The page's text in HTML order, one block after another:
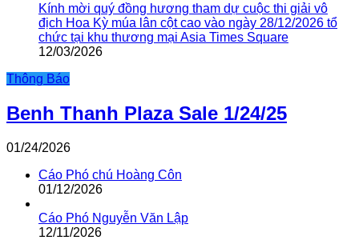
Kính mời quý đồng hương tham dự cuộc thi giải vô
địch Hoa Kỳ múa lân cột cao vào ngày 28/12/2026 tổ
chức tại khu thương mại Asia Times Square
12/03/2026
Thông Báo
Benh Thanh Plaza Sale 1/24/25
01/24/2026
Cáo Phó chú Hoàng Côn
01/12/2026
Cáo Phó Nguyễn Văn Lập
12/11/2026